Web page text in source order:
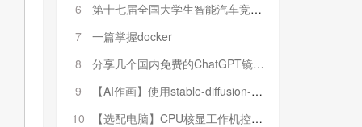
6
第十七届全国大学生智能汽车竞赛全国总决赛参赛队伍奖项公告
7
一篇掌握docker
8
分享几个国内免费的ChatGPT镜像网址(亲测有效-4月25日更新)
9
【AI作画】使用stable-diffusion-webui搭建AI作画平台
10
【选配电脑】CPU核显工作机控制预算5000